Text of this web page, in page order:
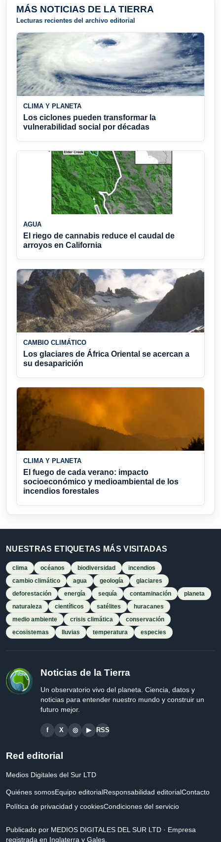
MÁS NOTICIAS DE LA TIERRA
Lecturas recientes del archivo editorial
CLIMA Y PLANETA
Los ciclones pueden transformar la
vulnerabilidad social por décadas
AGUA
El riego de cannabis reduce el caudal de
arroyos en California
CAMBIO CLIMÁTICO
Los glaciares de África Oriental se acercan a
su desaparición
CLIMA Y PLANETA
El fuego de cada verano: impacto
socioeconómico y medioambiental de los
incendios forestales
NUESTRAS ETIQUETAS MÁS VISITADAS
clima océanos biodiversidad
incendios
cambio climático
agua geología
glaciares
deforestación
energía sequía contaminación
planeta
naturaleza
científicos satélites
huracanes
medio ambiente
crisis climática
conservación
ecosistemas
lluvias temperatura especies
Noticias de la Tierra
Un observatorio vivo del planeta. Ciencia, datos y
noticias para entender nuestro mundo y construir un
futuro mejor.
f X ◎ ▶ RSS
Red editorial
Medios Digitales del Sur LTD
Quiénes somosEquipo editorialResponsabilidad editorialContacto
Política de privacidad y cookiesCondiciones del servicio
Publicado por MEDIOS DIGITALES DEL SUR LTD · Empresa
registrada en Inglaterra y Gales.